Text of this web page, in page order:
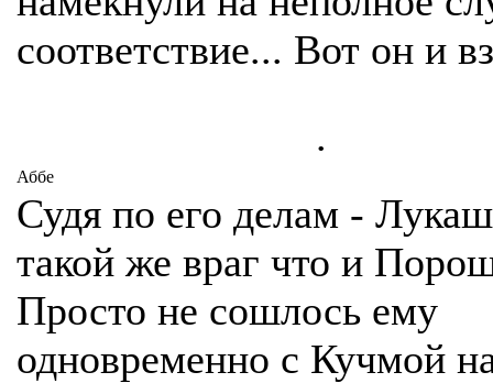
соответствие... Вот он и
.
Аббе
Судя по его делам -
такой же враг что и
Просто не сошлось ему
одновременно с Кучмой